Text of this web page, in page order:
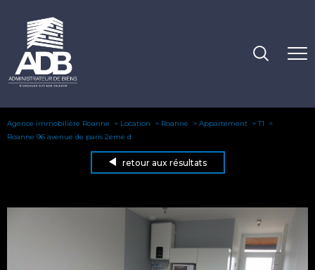
Agence immobilière Roanne Location Roanne Appartement
T1
Roanne 96 avenue de paris 2eme d
retour aux résultats